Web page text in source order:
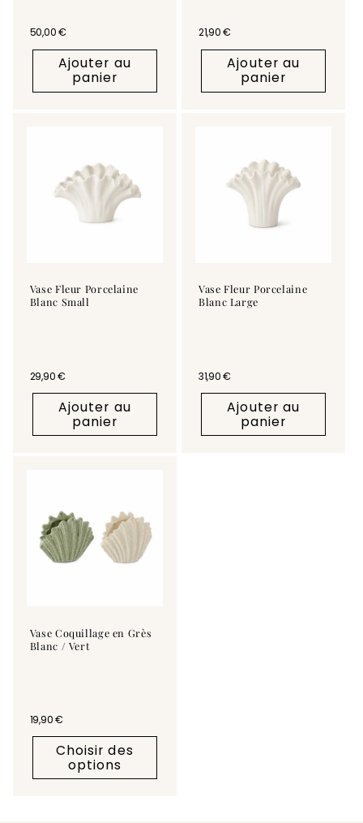
Prix habituel
50,00 €
Ajouter au
panier
Prix habituel
21,90 €
Ajouter au
panier
Vase Fleur Porcelaine
Blanc Small
Prix habituel
29,90 €
Ajouter au
panier
Vase Fleur Porcelaine
Blanc Large
Prix habituel
31,90 €
Ajouter au
panier
Vase Coquillage en Grès
Blanc / Vert
Prix habituel
19,90 €
Choisir des
options